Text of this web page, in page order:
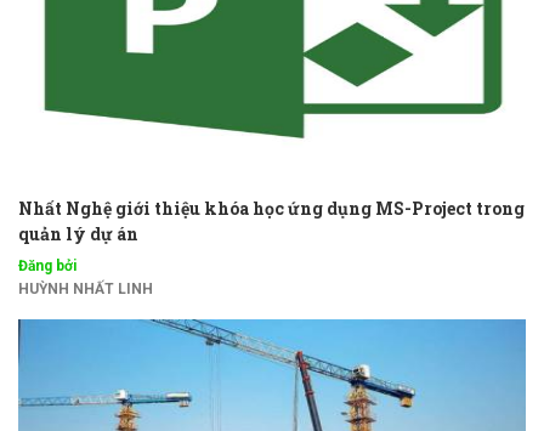
Nhất Nghệ giới thiệu khóa học ứng dụng MS-Project trong
quản lý dự án
Đăng bởi
HUỲNH NHẤT LINH